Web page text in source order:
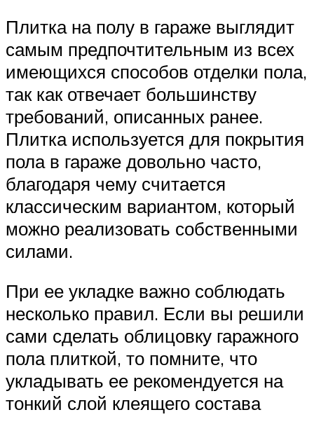
Плитка на полу в гараже выглядит
самым предпочтительным из всех
имеющихся способов отделки пола,
так как отвечает большинству
требований, описанных ранее.
Плитка используется для покрытия
пола в гараже довольно часто,
благодаря чему считается
классическим вариантом, который
можно реализовать собственными
силами.
При ее укладке важно соблюдать
несколько правил. Если вы решили
сами сделать облицовку гаражного
пола плиткой, то помните, что
укладывать ее рекомендуется на
тонкий слой клеящего состава